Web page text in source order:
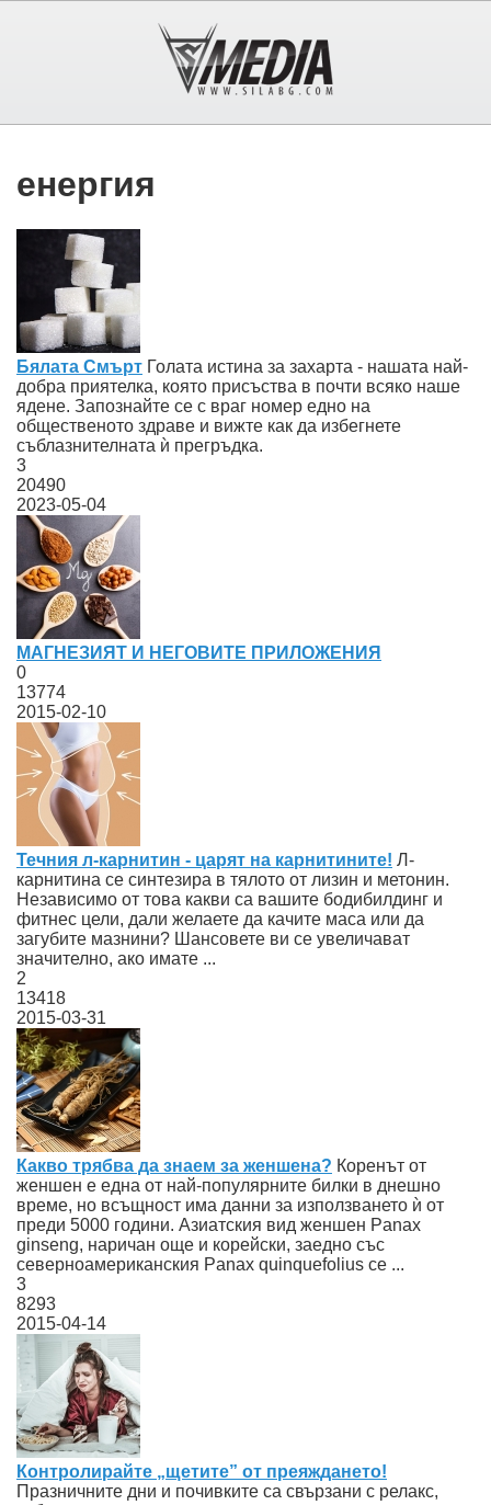
енергия
Бялата Смърт Голата истина за захарта - нашата най-
добра приятелка, която присъства в почти всяко наше
ядене. Запознайте се с враг номер едно на
общественото здраве и вижте как да избегнете
съблазнителната ѝ прегръдка.
3
20490
2023-05-04
МАГНЕЗИЯТ И НЕГОВИТЕ ПРИЛОЖЕНИЯ
0
13774
2015-02-10
Течния л-карнитин - царят на карнитините! Л-
карнитина се синтезира в тялото от лизин и метонин.
Независимо от това какви са вашите бодибилдинг и
фитнес цели, дали желаете да качите маса или да
загубите мазнини? Шансовете ви се увеличават
значително, ако имате ...
2
13418
2015-03-31
Какво трябва да знаем за женшена? Коренът от
женшен е една от най-популярните билки в днешно
време, но всъщност има данни за използването ѝ от
преди 5000 години. Азиатския вид женшен Panax
ginseng, наричан още и корейски, заедно със
северноамериканския Panax quinquefolius се ...
3
8293
2015-04-14
Контролирайте „щетите” от преяждането!
Празничните дни и почивките са свързани с релакс,